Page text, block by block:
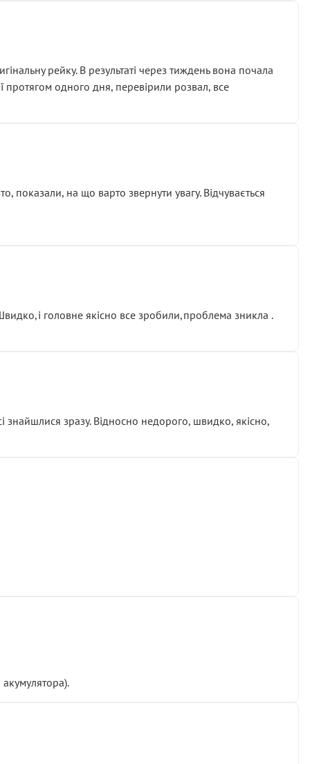
рейку. В результаті через тиждень вона почала
протягом одного дня, перевірили розвал, все
на що варто звернути увагу. Відчувається
головне якісно все зробили,проблема зникла .
знайшлися зразу. Відносно недорого, швидко, якісно,